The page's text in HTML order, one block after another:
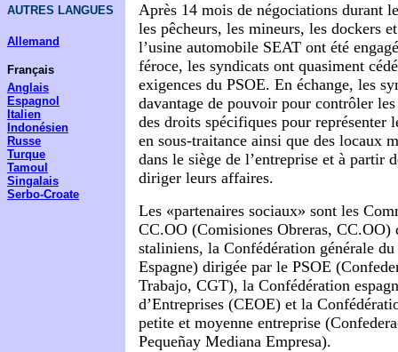
AUTRES LANGUES
Allemand
Français
Anglais
Espagnol
Italien
Indonésien
Russe
Turque
Tamoul
Singalais
Serbo-Croate
Après 14 mois de négociations durant
les pêcheurs, les mineurs, les dockers
l’usine automobile SEAT ont été
féroce, les syndicats ont quasiment
exigences du PSOE. En échange, les
davantage de pouvoir pour contrôler
des droits spécifiques pour représenter
en sous-traitance ainsi que des locaux
dans le siège de l’entreprise et à partir
diriger leurs affaires.
Les «partenaires sociaux» sont les
CC.OO (Comisiones Obreras, CC.OO)
staliniens, la Confédération générale
Espagne) dirigée par le PSOE
Trabajo, CGT), la Confédération
d’Entreprises (CEOE) et la
petite et moyenne entreprise
Pequeñay Mediana Empresa).